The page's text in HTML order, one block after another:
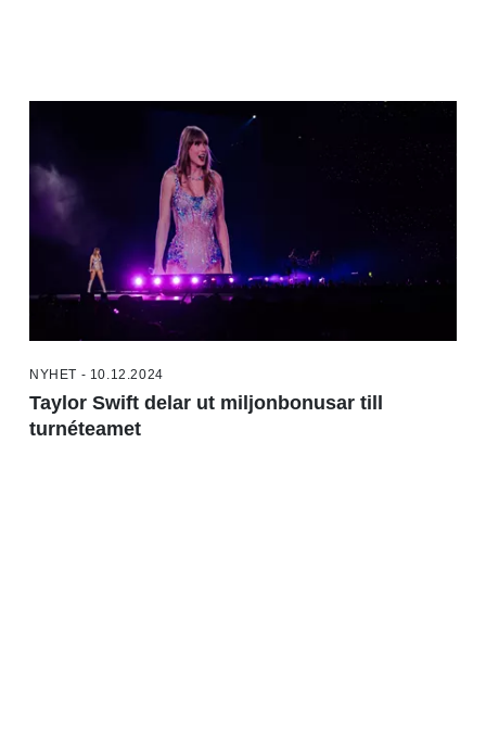
NYHET - 10.12.2024
Taylor Swift delar ut miljonbonusar till
turnéteamet